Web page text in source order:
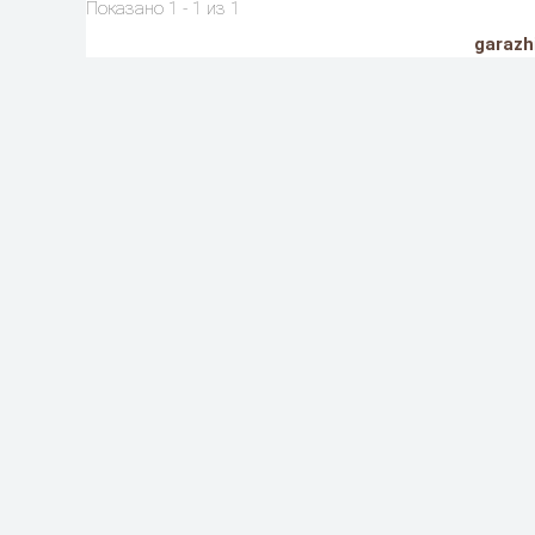
Показано 1 - 1 из 1